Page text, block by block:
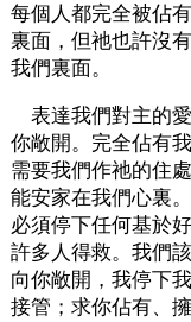
每個人都完全被佔
裏面，但祂也許沒
我們裏面。
表達我們對主的
你敞開。完全佔有
需要我們作祂的住
能安家在我們心裏
必須停下任何基於
許多人得救。我們
向你敞開，我停下
接管；求你佔有、